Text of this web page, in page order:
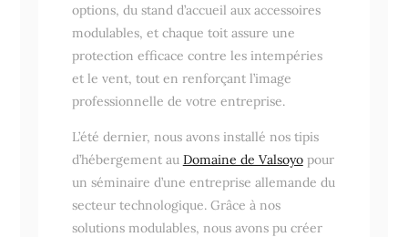
options, du stand d’accueil aux accessoires
modulables, et chaque toit assure une
protection efficace contre les intempéries
et le vent, tout en renforçant l’image
professionnelle de votre entreprise.
L’été dernier, nous avons installé nos tipis
d’hébergement au Domaine de Valsoyopour
un séminaire d’une entreprise allemande du
secteur technologique. Grâce à nos
solutions modulables, nous avons pu créer